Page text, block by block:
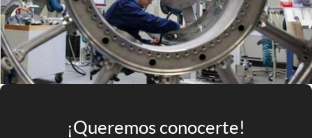
El Cronista Studio
Mediakit
abre en nueva pestaña
Argentina
¡Queremos conocerte!